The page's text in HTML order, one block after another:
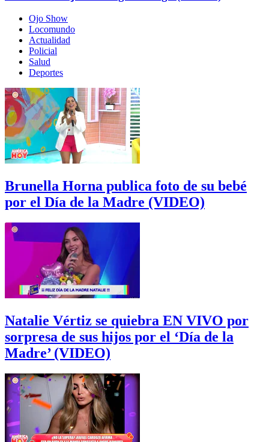
Ojo Show
Locomundo
Actualidad
Policial
Salud
Deportes
Brunella Horna publica foto de su bebé
por el Día de la Madre (VIDEO)
Natalie Vértiz se quiebra EN VIVO por
sorpresa de sus hijos por el ‘Día de la
Madre’ (VIDEO)